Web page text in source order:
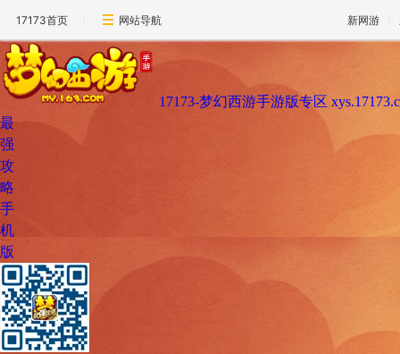
17173首页 网站导航 新网游
17173-梦幻西游手游版专区
最
强
攻
略
手
机
版